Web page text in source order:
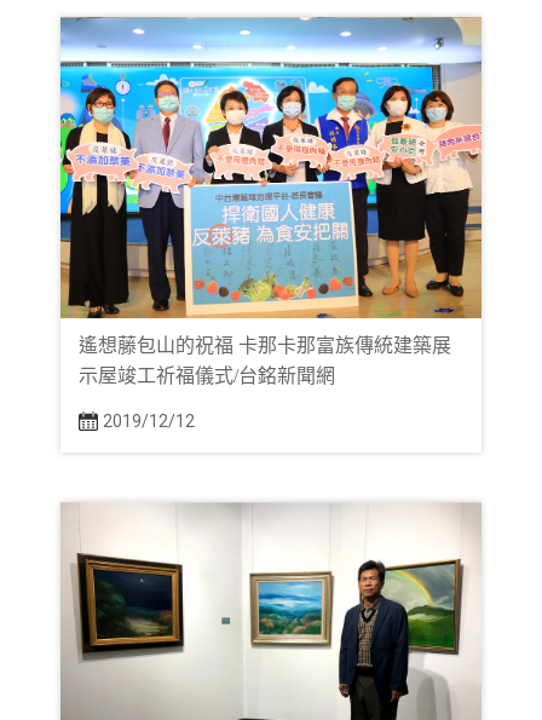
遙想藤包山的祝福 卡那卡那富族傳統建築展
示屋竣工祈福儀式/台銘新聞網
2019/12/12